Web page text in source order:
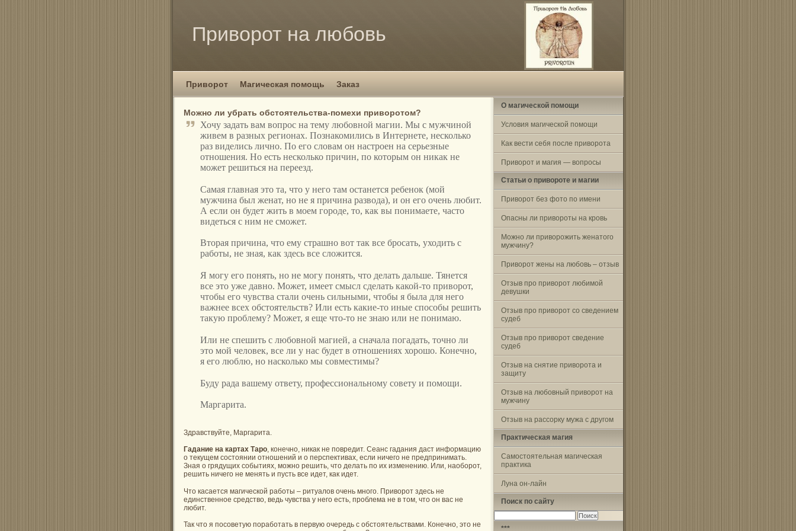
Приворот на любовь
Приворот Магическая помощь Заказ
Можно ли убрать обстоятельства-помехи приворотом?
Хочу задать вам вопрос на тему любовной магии. Мы с мужчиной
живем в разных регионах. Познакомились в Интернете, несколько
раз виделись лично. По его словам он настроен на серьезные
отношения. Но есть несколько причин, по которым он никак не
может решиться на переезд.
Самая главная это та, что у него там останется ребенок (мой
мужчина был женат, но не я причина развода), и он его очень любит.
А если он будет жить в моем городе, то, как вы понимаете, часто
видеться с ним не сможет.
Вторая причина, что ему страшно вот так все бросать, уходить с
работы, не зная, как здесь все сложится.
Я могу его понять, но не могу понять, что делать дальше. Тянется
все это уже давно. Может, имеет смысл сделать какой-то приворот,
чтобы его чувства стали очень сильными, чтобы я была для него
важнее всех обстоятельств? Или есть какие-то иные способы решить
такую проблему? Может, я еще что-то не знаю или не понимаю.
Или не спешить с любовной магией, а сначала погадать, точно ли
это мой человек, все ли у нас будет в отношениях хорошо. Конечно,
я его люблю, но насколько мы совместимы?
Буду рада вашему ответу, профессиональному совету и помощи.
Маргарита.
Здравствуйте, Маргарита.
Гадание на картах Таро, конечно, никак не повредит. Сеанс гадания даст информацию
о текущем состоянии отношений и о перспективах, если ничего не предпринимать.
Зная о грядущих событиях, можно решить, что делать по их изменению. Или, наоборот,
решить ничего не менять и пусть все идет, как идет.
Что касается магической работы – ритуалов очень много. Приворот здесь не
единственное средство, ведь чувства у него есть, проблема не в том, что он вас не
любит.
Так что я посоветую поработать в первую очередь с обстоятельствами. Конечно, это не
О магической помощи
Условия магической помощи
Как вести себя после приворота
Приворот и магия — вопросы
Статьи о привороте и магии
Приворот без фото по имени
Опасны ли привороты на кровь
Можно ли приворожить женатого
мужчину?
Приворот жены на любовь – отзыв
Отзыв про приворот любимой
девушки
Отзыв про приворот со сведением
судеб
Отзыв про приворот сведение
судеб
Отзыв на снятие приворота и
защиту
Отзыв на любовный приворот на
мужчину
Отзыв на рассорку мужа с другом
Практическая магия
Самостоятельная магическая
практика
Луна он-лайн
Поиск по сайту
Найти:
***